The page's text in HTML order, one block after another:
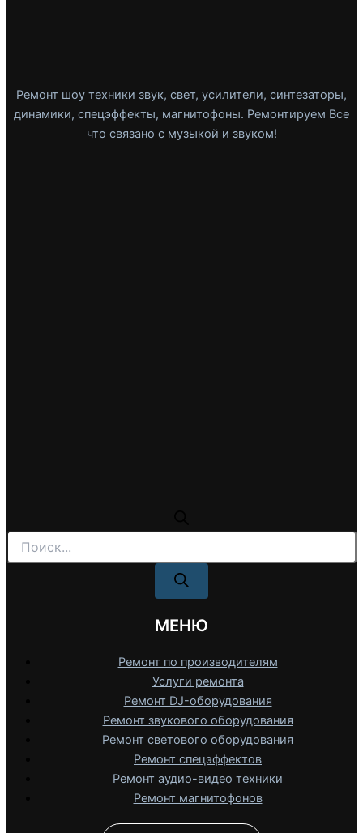
Ремонт шоу техники звук, свет, усилители, синтезаторы,
динамики, спецэффекты, магнитофоны. Ремонтируем Все
что связано с музыкой и звуком!
Поиск
товаров
МЕНЮ
Ремонт по производителям
Услуги ремонта
Ремонт DJ-оборудования
Ремонт звукового оборудования
Ремонт светового оборудования
Ремонт спецэффектов
Ремонт аудио-видео техники
Ремонт магнитофонов